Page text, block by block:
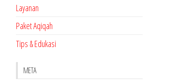
Layanan
Paket Aqiqah
Tips & Edukasi
META